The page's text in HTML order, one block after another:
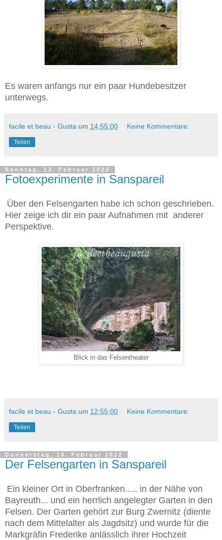
Es waren anfangs nur ein paar Hundebesitzer
unterwegs.
facile et beau - Gusta um 14:55:00 Keine Kommentare:
Teilen
Sonntag, 13. Februar 2022
Fotoexperimente in Sanspareil
Über den Felsengarten habe ich schon geschrieben.
Hier zeige ich dir ein paar Aufnahmen mit anderer
Perspektive.
Blick in das Felsentheater
facile et beau - Gusta um 12:55:00 Keine Kommentare:
Teilen
Donnerstag, 10. Februar 2022
Der Felsengarten in Sanspareil
Ein kleiner Ort in Oberfranken..... in der Nähe von
Bayreuth... und ein herrlich angelegter Garten in den
Felsen. Der Garten gehört zur Burg Zwernitz (diente
nach dem Mittelalter als Jagdsitz) und wurde für die
Markgräfin Frederike anlässlich ihrer Hochzeit